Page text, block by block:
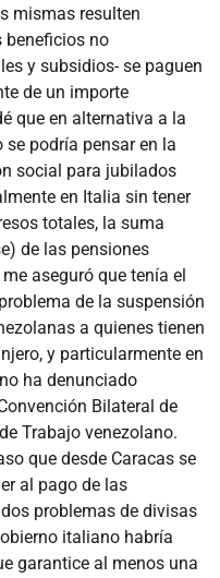
mismas resulten
beneficios no
y subsidios- se paguen
de un importe
que en alternativa a la
podría pensar en la
social para jubilados
en Italia sin tener
totales, la suma
de las pensiones
aseguró que tenía el
de la suspensión
a quienes tienen
y particularmente en
ha denunciado
Bilateral de
Trabajo venezolano.
que desde Caracas se
al pago de las
problemas de divisas
italiano habría
garantice al menos una